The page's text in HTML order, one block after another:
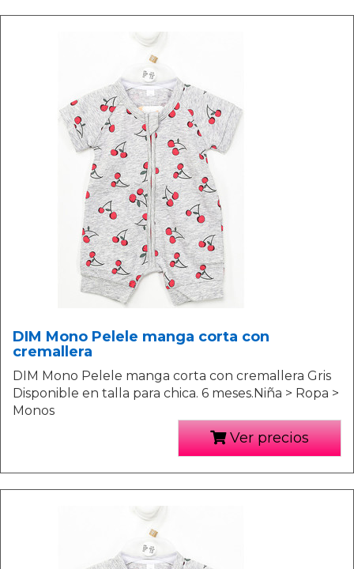
DIM Mono Pelele manga corta con
cremallera
DIM Mono Pelele manga corta con cremallera Gris
Disponible en talla para chica. 6 meses.Niña > Ropa >
Monos
Ver precios